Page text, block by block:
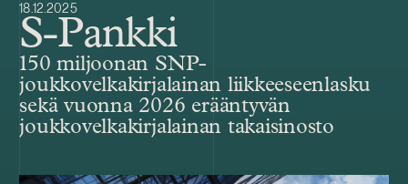
18.12.2025
S-Pankki
150 miljoonan SNP-
joukkovelkakirjalainan liikkeeseenlasku
sekä vuonna 2026 erääntyvän
joukkovelkakirjalainan takaisinosto